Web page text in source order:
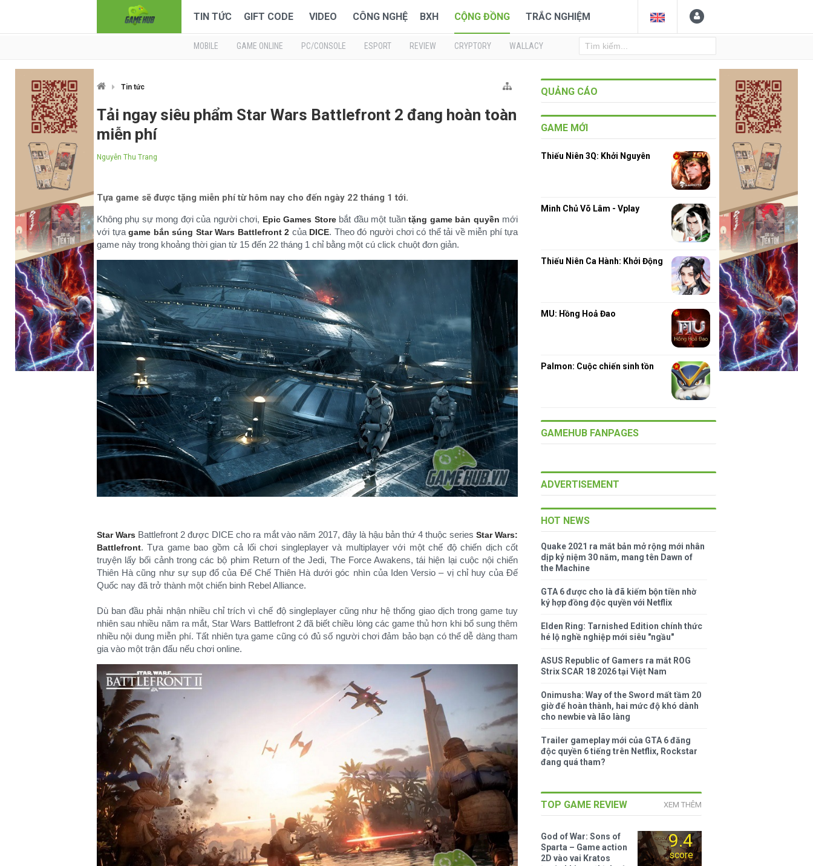
TIN TỨC GIFT CODE VIDEO CÔNG NGHỆ BXH CỘNG ĐỒNG TRẮC NGHIỆM
MOBILE GAME ONLINE PC/CONSOLE ESPORT REVIEW CRYPTORY WALLACY
Tin tức
Tải ngay siêu phẩm Star Wars Battlefront 2 đang hoàn toàn
miễn phí
Nguyễn Thu Trang
Tựa game sẽ được tặng miễn phí từ hôm nay cho đến ngày 22 tháng 1 tới.
Không phụ sự mong đợi của người chơi, Epic Games Storebắt đầu một tuầntặng game bản quyền mới
với tựagame bắn súng Star Wars Battlefront 2 của DICE. Theo đó người chơi có thể tải về miễn phí tựa
game này trong khoảng thời gian từ 15 đến 22 tháng 1 chỉ bằng một cú click chuột đơn giản.​
Star Wars Battlefront 2 được DICE cho ra mắt vào năm 2017, đây là hậu bản thứ 4 thuộc seriesStar Wars:
Battlefront. Tựa game bao gồm cả lối chơi singleplayer và multiplayer với một chế độ chiến dịch cốt
truyện lấy bối cảnh trong các bộ phim Return of the Jedi, The Force Awakens, tái hiện lại cuộc nội chiến
Thiên Hà cũng như sự sụp đổ của Đế Chế Thiên Hà dưới góc nhìn của Iden Versio – vị chỉ huy của Đế
Quốc nay đã trở thành một chiến binh Rebel Alliance.
Dù ban đầu phải nhận nhiều chỉ trích vì chế độ singleplayer cũng như hệ thống giao dịch trong game tuy
nhiên sau nhiều năm ra mắt, Star Wars Battlefront 2 đã biết chiều lòng các game thủ hơn khi bổ sung thêm
nhiều nội dung miễn phí. Tất nhiên tựa game cũng có đủ số người chơi đảm bảo bạn có thể dễ dàng tham
gia vào một trận đấu nếu chơi online.​
QUẢNG CÁO
GAME MỚI
Thiếu Niên 3Q: Khởi Nguyên
Minh Chủ Võ Lâm - Vplay
Thiếu Niên Ca Hành: Khởi Động
MU: Hồng Hoả Đao
Palmon: Cuộc chiến sinh tồn
GAMEHUB FANPAGES
ADVERTISEMENT
HOT NEWS
Quake 2021 ra mắt bản mở rộng mới nhân
dịp kỷ niệm 30 năm, mang tên Dawn of
the Machine
GTA 6 được cho là đã kiếm bộn tiền nhờ
ký hợp đồng độc quyền với Netflix
Elden Ring: Tarnished Edition chính thức
hé lộ nghề nghiệp mới siêu "ngầu"
ASUS Republic of Gamers ra mắt ROG
Strix SCAR 18 2026 tại Việt Nam
Onimusha: Way of the Sword mất tầm 20
giờ để hoàn thành, hai mức độ khó dành
cho newbie và lão làng
Trailer gameplay mới của GTA 6 đăng
độc quyền 6 tiếng trên Netflix, Rockstar
đang quá tham?
TOP GAME REVIEW XEM THÊM
9.4
score
God of War: Sons of
Sparta – Game action
2D vào vai Kratos